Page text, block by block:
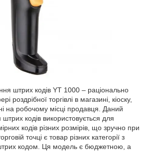
штрих кодів YT 1000 – раціонально
роздрібної торгівлі в магазині, кіоску,
на робочому місці продавця. Даний
штрих кодів використовується для
кодів різних розмірів, що зручно при
точці є товар різних категорії з
кодом. Ця модель є бюджетною, а